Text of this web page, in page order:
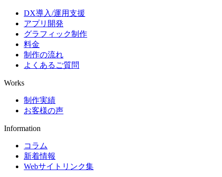
DX導入/運用支援
アプリ開発
グラフィック制作
料金
制作の流れ
よくあるご質問
Works
制作実績
お客様の声
Information
コラム
新着情報
Webサイトリンク集